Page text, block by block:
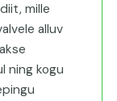
mille
alluv
ning kogu